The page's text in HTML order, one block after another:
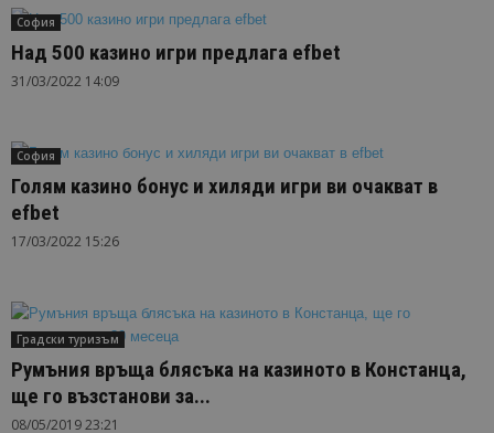
София
Над 500 казино игри предлага efbet
31/03/2022 14:09
София
Голям казино бонус и хиляди игри ви очакват в
efbet
17/03/2022 15:26
Градски туризъм
Румъния връща блясъка на казиното в Констанца,
ще го възстанови за...
08/05/2019 23:21